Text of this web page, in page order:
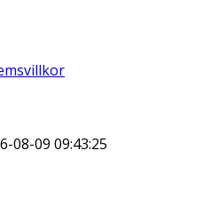
08-09 09:43:25